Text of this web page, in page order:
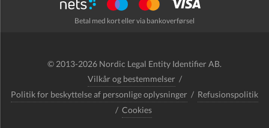
Betal med kort eller via bankoverførsel
© 2013-2026 Nordic Legal Entity Identifier AB.
Vilkår og bestemmelser /
Politik for beskyttelse af personlige oplysninger / Refusionspolitik
/ Cookies